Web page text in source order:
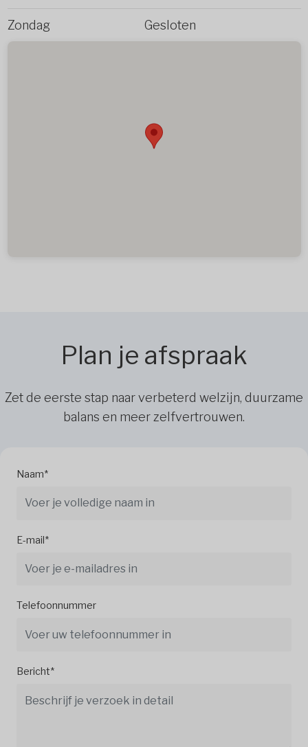
Zondag Gesloten
Plan je afspraak
Zet de eerste stap naar verbeterd welzijn, duurzame
balans en meer zelfvertrouwen.
Naam*
E-mail*
Telefoonnummer
Bericht*